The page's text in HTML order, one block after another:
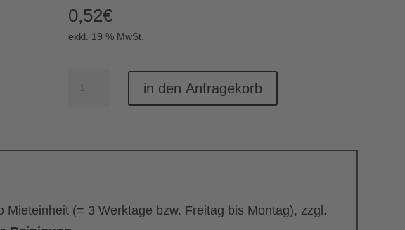
0,52€
exkl. 19 % MwSt.
in den Anfragekorb
(= 3 Werktage bzw. Freitag bis Montag), zzgl.